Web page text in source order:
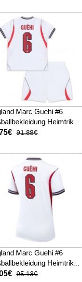
Marc Guehi #6
Heimtrikot
WM 2026 Kurzarm (+
91.88€
Marc Guehi #6
Heimtrikot
WM 2026 Kurzarm
95.13€